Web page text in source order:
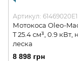
Артикул: 61469020E1
Мотокоса Oleo-
T 25.4 см³, 0.9 кВт,
леска
8 898 грн